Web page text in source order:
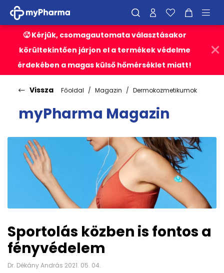
🥵 Kérjük, csomagautomata választásakor
körültekintően járjon el a termékek védelme
érdekében a magas külső hőmérséklet miatt!
Vissza Főoldal Magazin Dermokozmetikumok
myPharma Magazin
Sportolás közben is fontos a
fényvédelem
Dr. Dékány András 2021. 05. 04.